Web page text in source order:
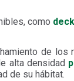
como
de
alta densidad
de su hábitat.